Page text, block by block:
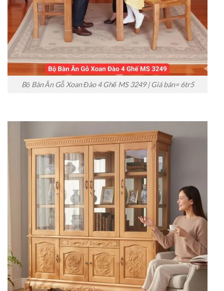
Bộ Bàn Ăn Gỗ Xoan Đào 4 Ghế MS 3249 | Giá bán= 6tr5